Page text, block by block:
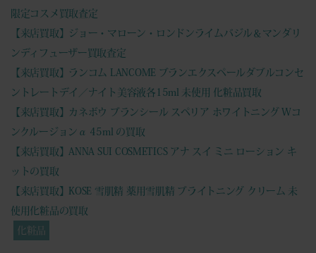
限定コスメ買取査定
【来店買取】ジョー・マローン・ロンドンライムバジル＆マンダリ
ンディフューザー買取査定
【来店買取】ランコム LANCOME ブランエクスペールダブルコンセ
ントレートデイ／ナイト美容液各15ml 未使用 化粧品買取
【来店買取】カネボウ ブランシール スペリア ホワイトニング Wコ
ンクルージョンα 45ml の買取
【来店買取】ANNA SUI COSMETICS アナ スイ ミニ ローション キ
ットの買取
【来店買取】KOSE 雪肌精 薬用雪肌精 ブライトニング クリーム 未
使用化粧品の買取
化粧品